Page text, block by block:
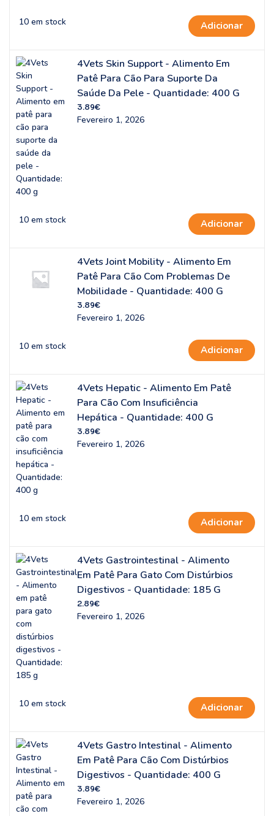
10 em stock Adicionar
4Vets Skin Support - Alimento Em
Patê Para Cão Para Suporte Da
Saúde Da Pele - Quantidade: 400 G
3.89€
Fevereiro 1, 2026
10 em stock Adicionar
4Vets Joint Mobility - Alimento Em
Patê Para Cão Com Problemas De
Mobilidade - Quantidade: 400 G
3.89€
Fevereiro 1, 2026
10 em stock Adicionar
4Vets Hepatic - Alimento Em Patê
Para Cão Com Insuficiência
Hepática - Quantidade: 400 G
3.89€
Fevereiro 1, 2026
10 em stock Adicionar
4Vets Gastrointestinal - Alimento
Em Patê Para Gato Com Distúrbios
Digestivos - Quantidade: 185 G
2.89€
Fevereiro 1, 2026
10 em stock Adicionar
4Vets Gastro Intestinal - Alimento
Em Patê Para Cão Com Distúrbios
Digestivos - Quantidade: 400 G
3.89€
Fevereiro 1, 2026